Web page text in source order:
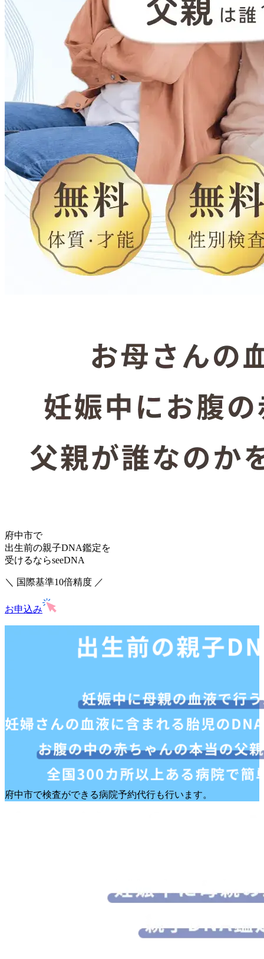
府中市で
出生前の親子DNA鑑定を
受けるならseeDNA
＼ 国際基準10倍精度 ／
お申込み
府中市で検査ができる病院予約代行も行います。